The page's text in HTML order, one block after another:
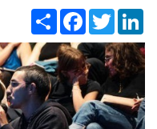
ShareFacebook
Twitter